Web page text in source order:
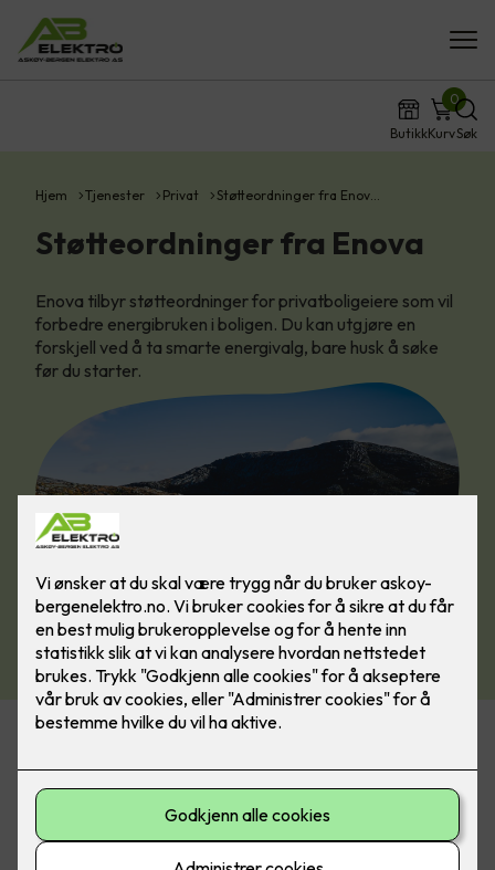
ButikkKurv
0
Søk
Hjem Tjenester Privat Støtteordninger fra Enov…
Støtteordninger fra Enova
Enova tilbyr støtteordninger for privatboligeiere som vil
forbedre energibruken i boligen. Du kan utgjøre en
forskjell ved å ta smarte energivalg, bare husk å søke
før du starter.
Enova